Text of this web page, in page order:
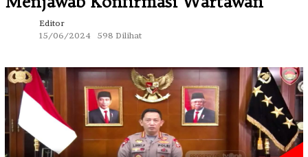
Editor
15/06/2024
598 Dilihat